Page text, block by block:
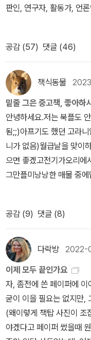
가 생뚱맞았지만, 이 책을
번역서 중에서 번역과 편
기 선집이어서, 오역과
는 등 전체적으로 편집을
임) 표기를 번역 과정에서
각난 김에 지난번 언급했
살에 마담 퀴리의 자서전
꿈꿨을 만큼 비범한 아이
'자서전'을 쓴 적이 없기
'그 딸이 쓴 퀴리 부인 전
모르겠다.물론 사소한 오
라 쓰고, '단상'과 '노트'를
말이다. 하지만 손택도
하는 의구심을 품은 나귀
심장해 보인다.저자의 명
집자조차도 비판적으로 읽
어떤 의도인 양 오해되고
적인 사례가 피천득의 수
어리얼'을 '에머리얼'로 잘
차도 '해석'하려 시도했던
에세이로 내세운 '캠프'론
는 여전히 모호할 뿐이다.
판인, 연구자, 활동가, 언
‘21세기 최고의 책' 10권
기준은 각자 다를 것이기
해 ‘지난 25년간 출간된
향을 끼친 저작, 앞으로의
느슨한 기준을 제시 했습
고의 책‘- 저마다 10권씩
목록을 쭉 살펴보니 내가
왜 뽑혔을지 공감이 가는
개를 갸우뚱하게 되는 책
누구일까?! 내적 친밀감
은 책들 중에 이 기회에 꼭
미나 보인다. 이번에 사
다. 나는 일단 희진쌤과 강
이 추천한 책 중 아직 안
니 문득 나도 나만의 21세
다. 사실 나도 음지에서 활
닌가?! ㅋㅋㅋㅋㅋㅋㅋㅋ
재 이웃들의 나만의 21세
가 없다......락방아 너도
간만 주로 소개되는 상황
공감 (57) 댓글 (46)
책식동물
밑줄 그은 중고책, 좋아하
안녕하세요.저는 북플도
됨;;)아프기도 했던 고라
니가 없음)월급날을 맞이
으면 좋겠고전기가오리에
그만플미낭낭한 매물 중
보기엔 무리없으실 것.사
니다!!!사서의 반전;ㅋ𐌅 𐨛 ｦ𐌅 𐨛 ｦ 𐌅 𐨛 ｦ 𐌅 ㅋ𐌅 𐨛 ｦ𐌅 𐨛 ｦ 𐌅 𐨛 ｦ 𐌅 𐨛 ｦ
𐌅 𐨛ㅋ𐌅 𐨛 ｦ𐌅 𐨛 ｦ 𐌅 𐨛 ｦ 𐌅 𐨛ㅋ𐌅 𐨛 ｦ𐌅 𐨛 ｦ 𐌅 𐨛 왜냐면 그 밑줄이...제
독서의 길잡이가 되어줄
저보다 안목이 좋고 손을
정리해둔 게책에 남아 있
그리 되기를 바라요........
니 핵심에 밑줄긋기...아
공감 (9) 댓글 (8)
다락방 2022-
이제 모두 끝인가요
자, 좀전에 쓴 페이퍼에
굳이 이을 필요는 없지만,
(왜이렇게 책탑 사진이 조잡해보
야겠다고 페이퍼 썼을때